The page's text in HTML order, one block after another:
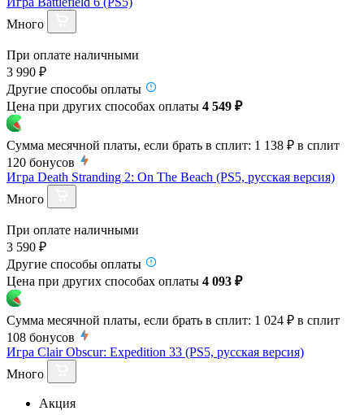
Много
При оплате наличными
3 990 ₽
Другие способы оплаты
Цена при других способах оплаты 4 549 ₽
Сумма месячной платы, если брать в сплит: 1 138 ₽ в сплит
120 бонусов
Игра Death Stranding 2: On The Beach (PS5, русская версия)
Много
При оплате наличными
3 590 ₽
Другие способы оплаты
Цена при других способах оплаты 4 093 ₽
Сумма месячной платы, если брать в сплит: 1 024 ₽ в сплит
108 бонусов
Игра Clair Obscur: Expedition 33 (PS5, русская версия)
Много
Акция